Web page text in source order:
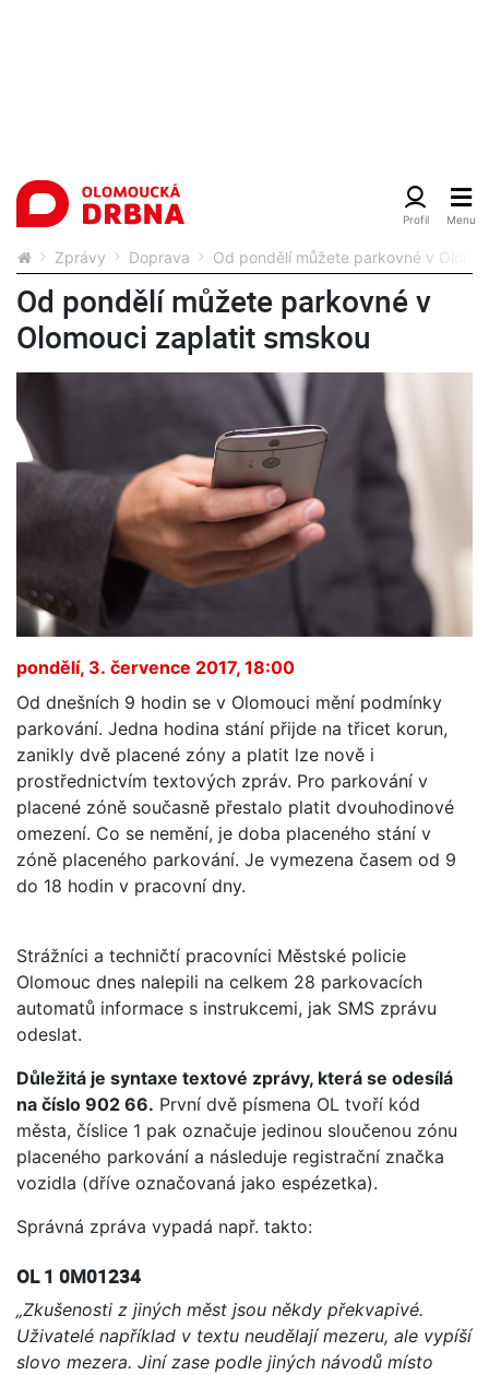
Zprávy Doprava Od pondělí můžete parkovné v
Od pondělí můžete parkovné v
Olomouci zaplatit smskou
pondělí, 3. července 2017, 18:00
Od dnešních 9 hodin se v Olomouci mění podmínky
parkování. Jedna hodina stání přijde na třicet korun,
zanikly dvě placené zóny a platit lze nově i
prostřednictvím textových zpráv. Pro parkování v
placené zóně současně přestalo platit dvouhodinové
omezení. Co se nemění, je doba placeného stání v
zóně placeného parkování. Je vymezena časem od 9
do 18 hodin v pracovní dny.
Strážníci a techničtí pracovníci Městské policie
Olomouc dnes nalepili na celkem 28 parkovacích
automatů informace s instrukcemi, jak SMS zprávu
odeslat.
Důležitá je syntaxe textové zprávy, která se odesílá
na číslo 902 66. První dvě písmena OL tvoří kód
města, číslice 1 pak označuje jedinou sloučenou zónu
placeného parkování a následuje registrační značka
vozidla (dříve označovaná jako espézetka).
Správná zpráva vypadá např. takto:
OL 1 0M01234
„Zkušenosti z jiných měst jsou někdy překvapivé.
Uživatelé například v textu neudělají mezeru, ale vypíší
slovo mezera. Jiní zase podle jiných návodů místo